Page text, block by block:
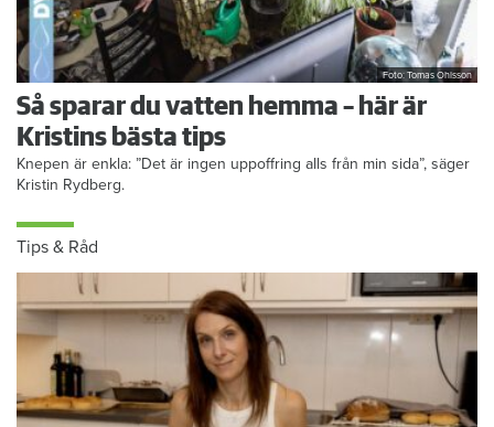
Foto: Tomas Ohlsson
Så sparar du vatten hemma – här är
Kristins bästa tips
Knepen är enkla: ”Det är ingen uppoffring alls från min sida”, säger
Kristin Rydberg.
Tips & Råd